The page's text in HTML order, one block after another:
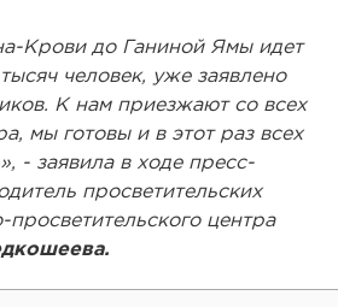
Крови до Ганиной Ямы идет
человек, уже заявлено
К нам приезжают со всех
мы готовы и в этот раз всех
- заявила в ходе пресс-
просветительских
центра